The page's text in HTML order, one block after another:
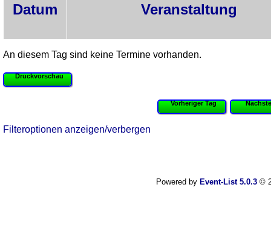
Datum Veranstaltung
An diesem Tag sind keine Termine vorhanden.
Druckvorschau
Vorheriger Tag
Filteroptionen anzeigen/verbergen
Powered by Event-List 5.0.3©